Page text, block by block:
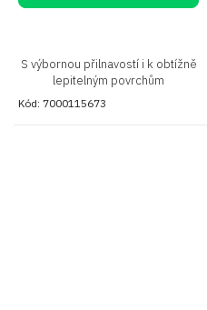
S výbornou přilnavostí i k obtížně
lepitelným povrchům
Kód: 7000115673